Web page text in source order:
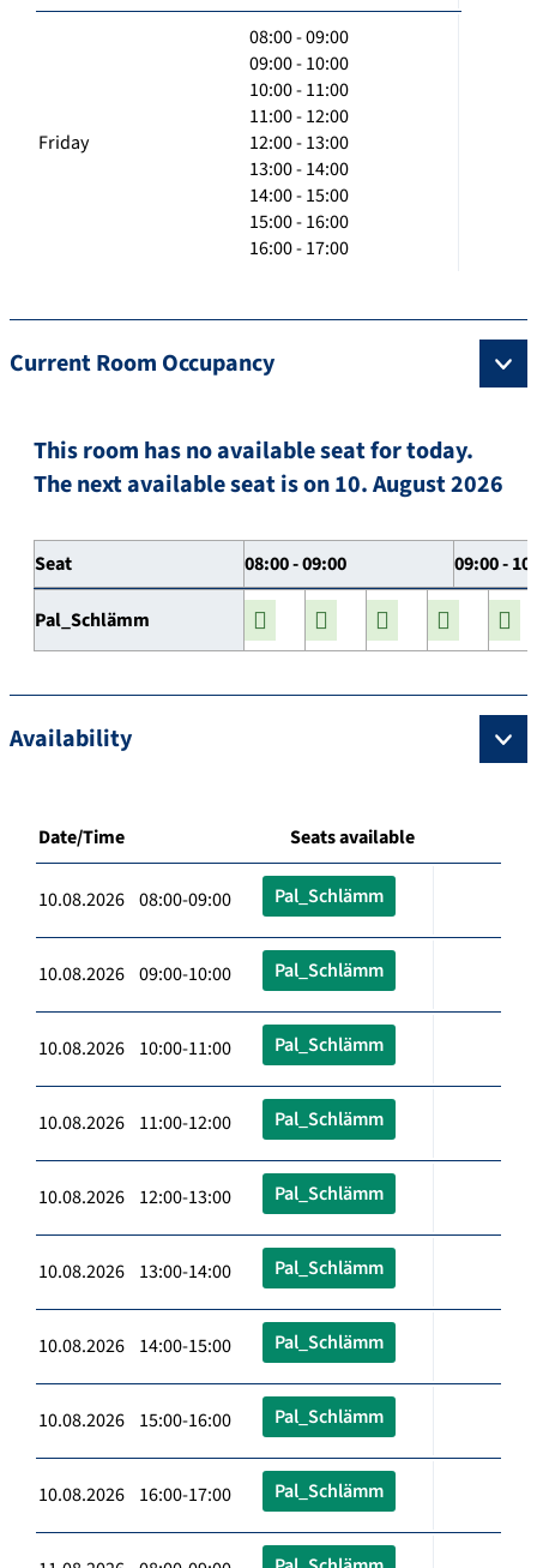
Friday
08:00 - 09:00
09:00 - 10:00
10:00 - 11:00
11:00 - 12:00
12:00 - 13:00
13:00 - 14:00
14:00 - 15:00
15:00 - 16:00
16:00 - 17:00
Current Room Occupancy
This room has no available seat for today.
The next available seat is on 10. August 2026
Seat 08:00 - 09:00 09:00 -
Pal_Schlämm
Availability
Date/Time Seats available
10.08.2026 08:00-09:00 Pal_Schlämm
10.08.2026 09:00-10:00 Pal_Schlämm
10.08.2026 10:00-11:00 Pal_Schlämm
10.08.2026 11:00-12:00 Pal_Schlämm
10.08.2026 12:00-13:00 Pal_Schlämm
10.08.2026 13:00-14:00 Pal_Schlämm
10.08.2026 14:00-15:00 Pal_Schlämm
10.08.2026 15:00-16:00 Pal_Schlämm
10.08.2026 16:00-17:00 Pal_Schlämm